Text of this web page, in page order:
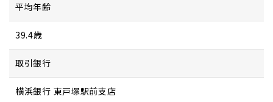
平均年齢
39.4歳
取引銀行
横浜銀行 東戸塚駅前支店